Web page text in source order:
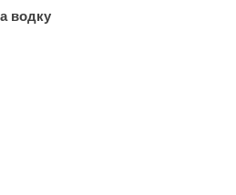
водку